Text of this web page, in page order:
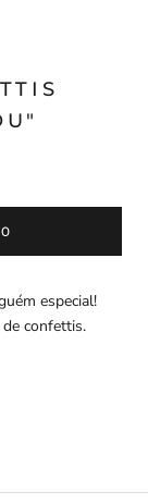
especial!
confettis.